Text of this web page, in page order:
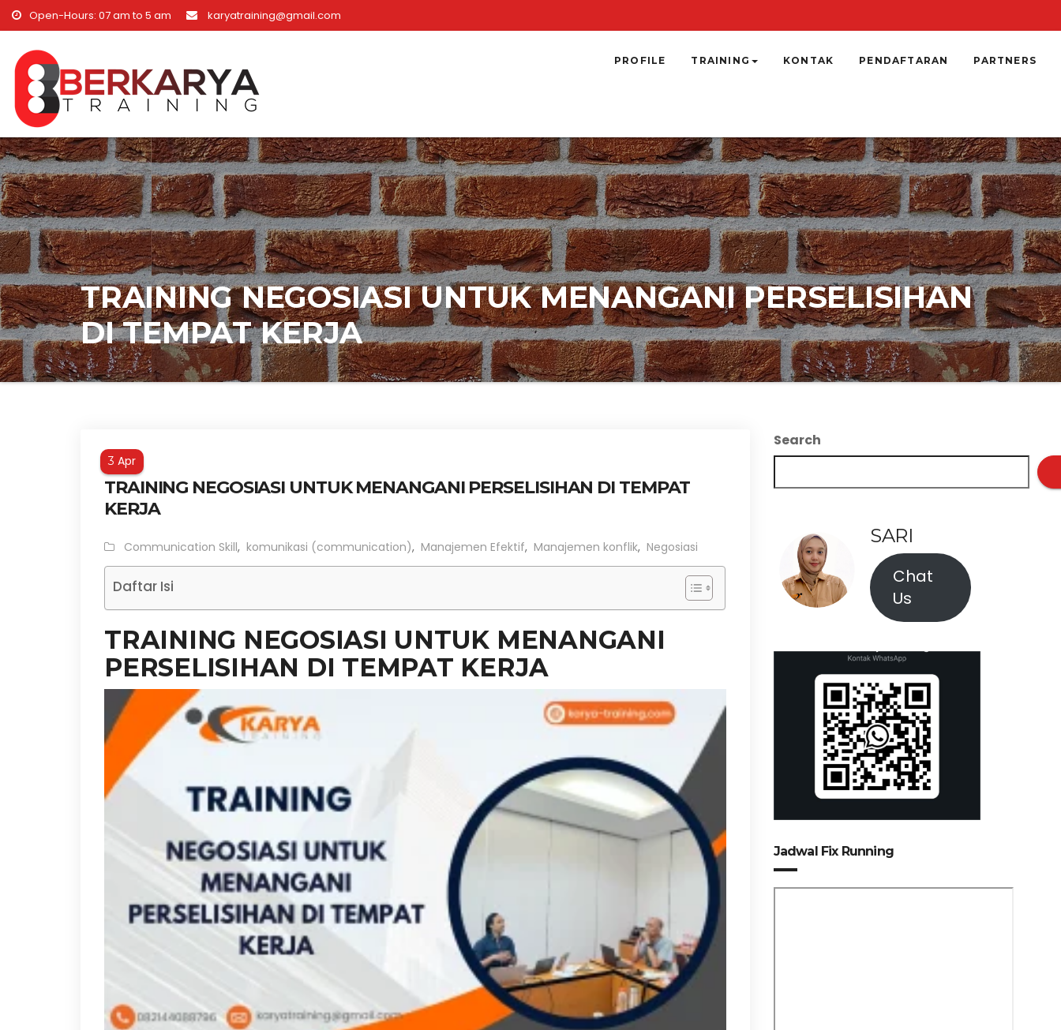
Skip to content
Open-Hours: 07 am to 5 am karyatraining@gmail.com
PROFILE TRAINING KONTAK PENDAFTARAN PARTNERS
TRAINING NEGOSIASI UNTUK MENANGANI PERSELISIHAN
DI TEMPAT KERJA
3 Apr
TRAINING NEGOSIASI UNTUK MENANGANI PERSELISIHAN DI TEMPAT
KERJA
Communication Skill, komunikasi (communication), Manajemen Efektif, Manajemen konflik, Negosiasi
Daftar Isi
TRAINING NEGOSIASI UNTUK MENANGANI
PERSELISIHAN DI TEMPAT KERJA
Search
SARI
Chat
Us
Jadwal Fix Running